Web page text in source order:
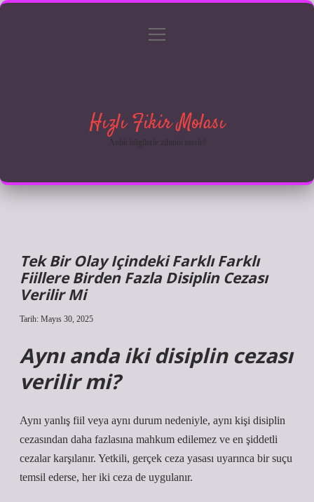
Gizlilik Politikası
menüyü
Hızlı Fikir Molası
Anlık bilgilerle zihnini tazele!
Tek Bir Olay Içindeki Farklı Farklı
Fiillere Birden Fazla Disiplin Cezası
Verilir Mi
Tarih: Mayıs 30, 2025
Aynı anda iki disiplin cezası
verilir mi?
Aynı yanlış fiil veya aynı durum nedeniyle, aynı kişi disiplin
cezasından daha fazlasına mahkum edilemez ve en şiddetli
cezalar karşılanır. Yetkili, gerçek ceza yasası uyarınca bir suçu
temsil ederse, her iki ceza de uygulanır.